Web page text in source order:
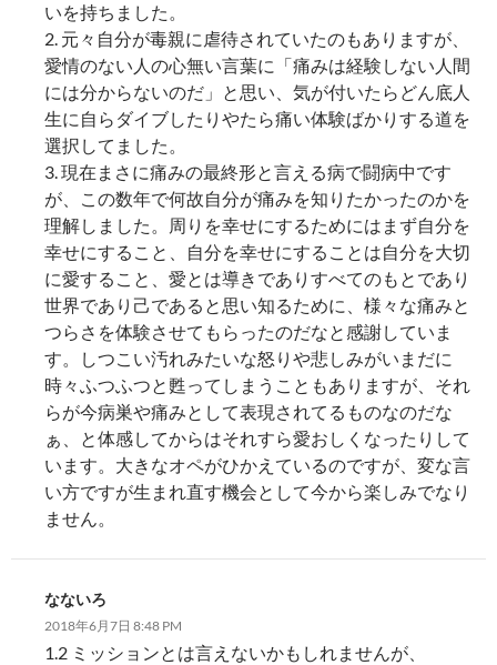
いを持ちました。
2. 元々自分が毒親に虐待されていたのもありますが、
愛情のない人の心無い言葉に「痛みは経験しない人間
には分からないのだ」と思い、気が付いたらどん底人
生に自らダイブしたりやたら痛い体験ばかりする道を
選択してました。
3. 現在まさに痛みの最終形と言える病で闘病中です
が、この数年で何故自分が痛みを知りたかったのかを
理解しました。周りを幸せにするためにはまず自分を
幸せにすること、自分を幸せにすることは自分を大切
に愛すること、愛とは導きでありすべてのもとであり
世界であり己であると思い知るために、様々な痛みと
つらさを体験させてもらったのだなと感謝していま
す。しつこい汚れみたいな怒りや悲しみがいまだに
時々ふつふつと甦ってしまうこともありますが、それ
らが今病巣や痛みとして表現されてるものなのだな
ぁ、と体感してからはそれすら愛おしくなったりして
います。大きなオペがひかえているのですが、変な言
い方ですが生まれ直す機会として今から楽しみでなり
ません。
なないろ
2018年6月7日 8:48 PM
1.2 ミッションとは言えないかもしれませんが、